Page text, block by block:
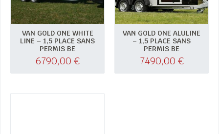
VAN GOLD ONE WHITE
LINE – 1,5 PLACE SANS
PERMIS BE
6790,00 €
VAN GOLD ONE ALULINE
– 1,5 PLACE SANS
PERMIS BE
7490,00 €